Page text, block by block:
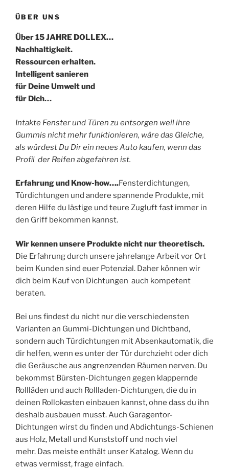
ÜBER UNS
Über 15 JAHRE DOLLEX…
Nachhaltigkeit.
Ressourcen erhalten.
Intelligent sanieren
für Deine Umwelt und
für Dich…
Intakte Fenster und Türen zu entsorgen weil ihre
Gummis nicht mehr funktionieren, wäre das Gleiche,
als würdest Du Dir ein neues Auto kaufen, wenn das
Profil der Reifen abgefahren ist.
Erfahrung und Know-how….Fensterdichtungen,
Türdichtungen und andere spannende Produkte, mit
deren Hilfe du lästige und teure Zugluft fast immer in
den Griff bekommen kannst.
Wir kennen unsere Produkte nicht nur theoretisch.
Die Erfahrung durch unsere jahrelange Arbeit vor Ort
beim Kunden sind euer Potenzial. Daher können wir
dich beim Kauf von Dichtungen auch kompetent
beraten.
Bei uns findest du nicht nur die verschiedensten
Varianten an Gummi-Dichtungen und Dichtband,
sondern auch Türdichtungen mit Absenkautomatik, die
dir helfen, wenn es unter der Tür durchzieht oder dich
die Geräusche aus angrenzenden Räumen nerven. Du
bekommst Bürsten-Dichtungen gegen klappernde
Rollläden und auch Rollladen-Dichtungen, die du in
deinen Rollokasten einbauen kannst, ohne dass du ihn
deshalb ausbauen musst. Auch Garagentor-
Dichtungen wirst du finden und Abdichtungs-Schienen
aus Holz, Metall und Kunststoff und noch viel
mehr. Das meiste enthält unser Katalog. Wenn du
etwas vermisst, frage einfach.